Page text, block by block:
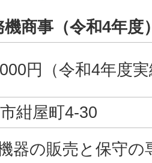
商事（令和4年度
円（令和4年度
紺屋町4-30
器の販売と保守